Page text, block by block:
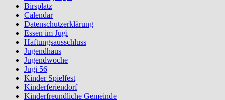
Birsplatz
Calendar
Datenschutzerklärung
Essen im Jugi
Haftungsausschluss
Jugendhaus
Jugendwoche
Jugi 56
Kinder Spielfest
Kinderferiendorf
Kinderfreundliche Gemeinde